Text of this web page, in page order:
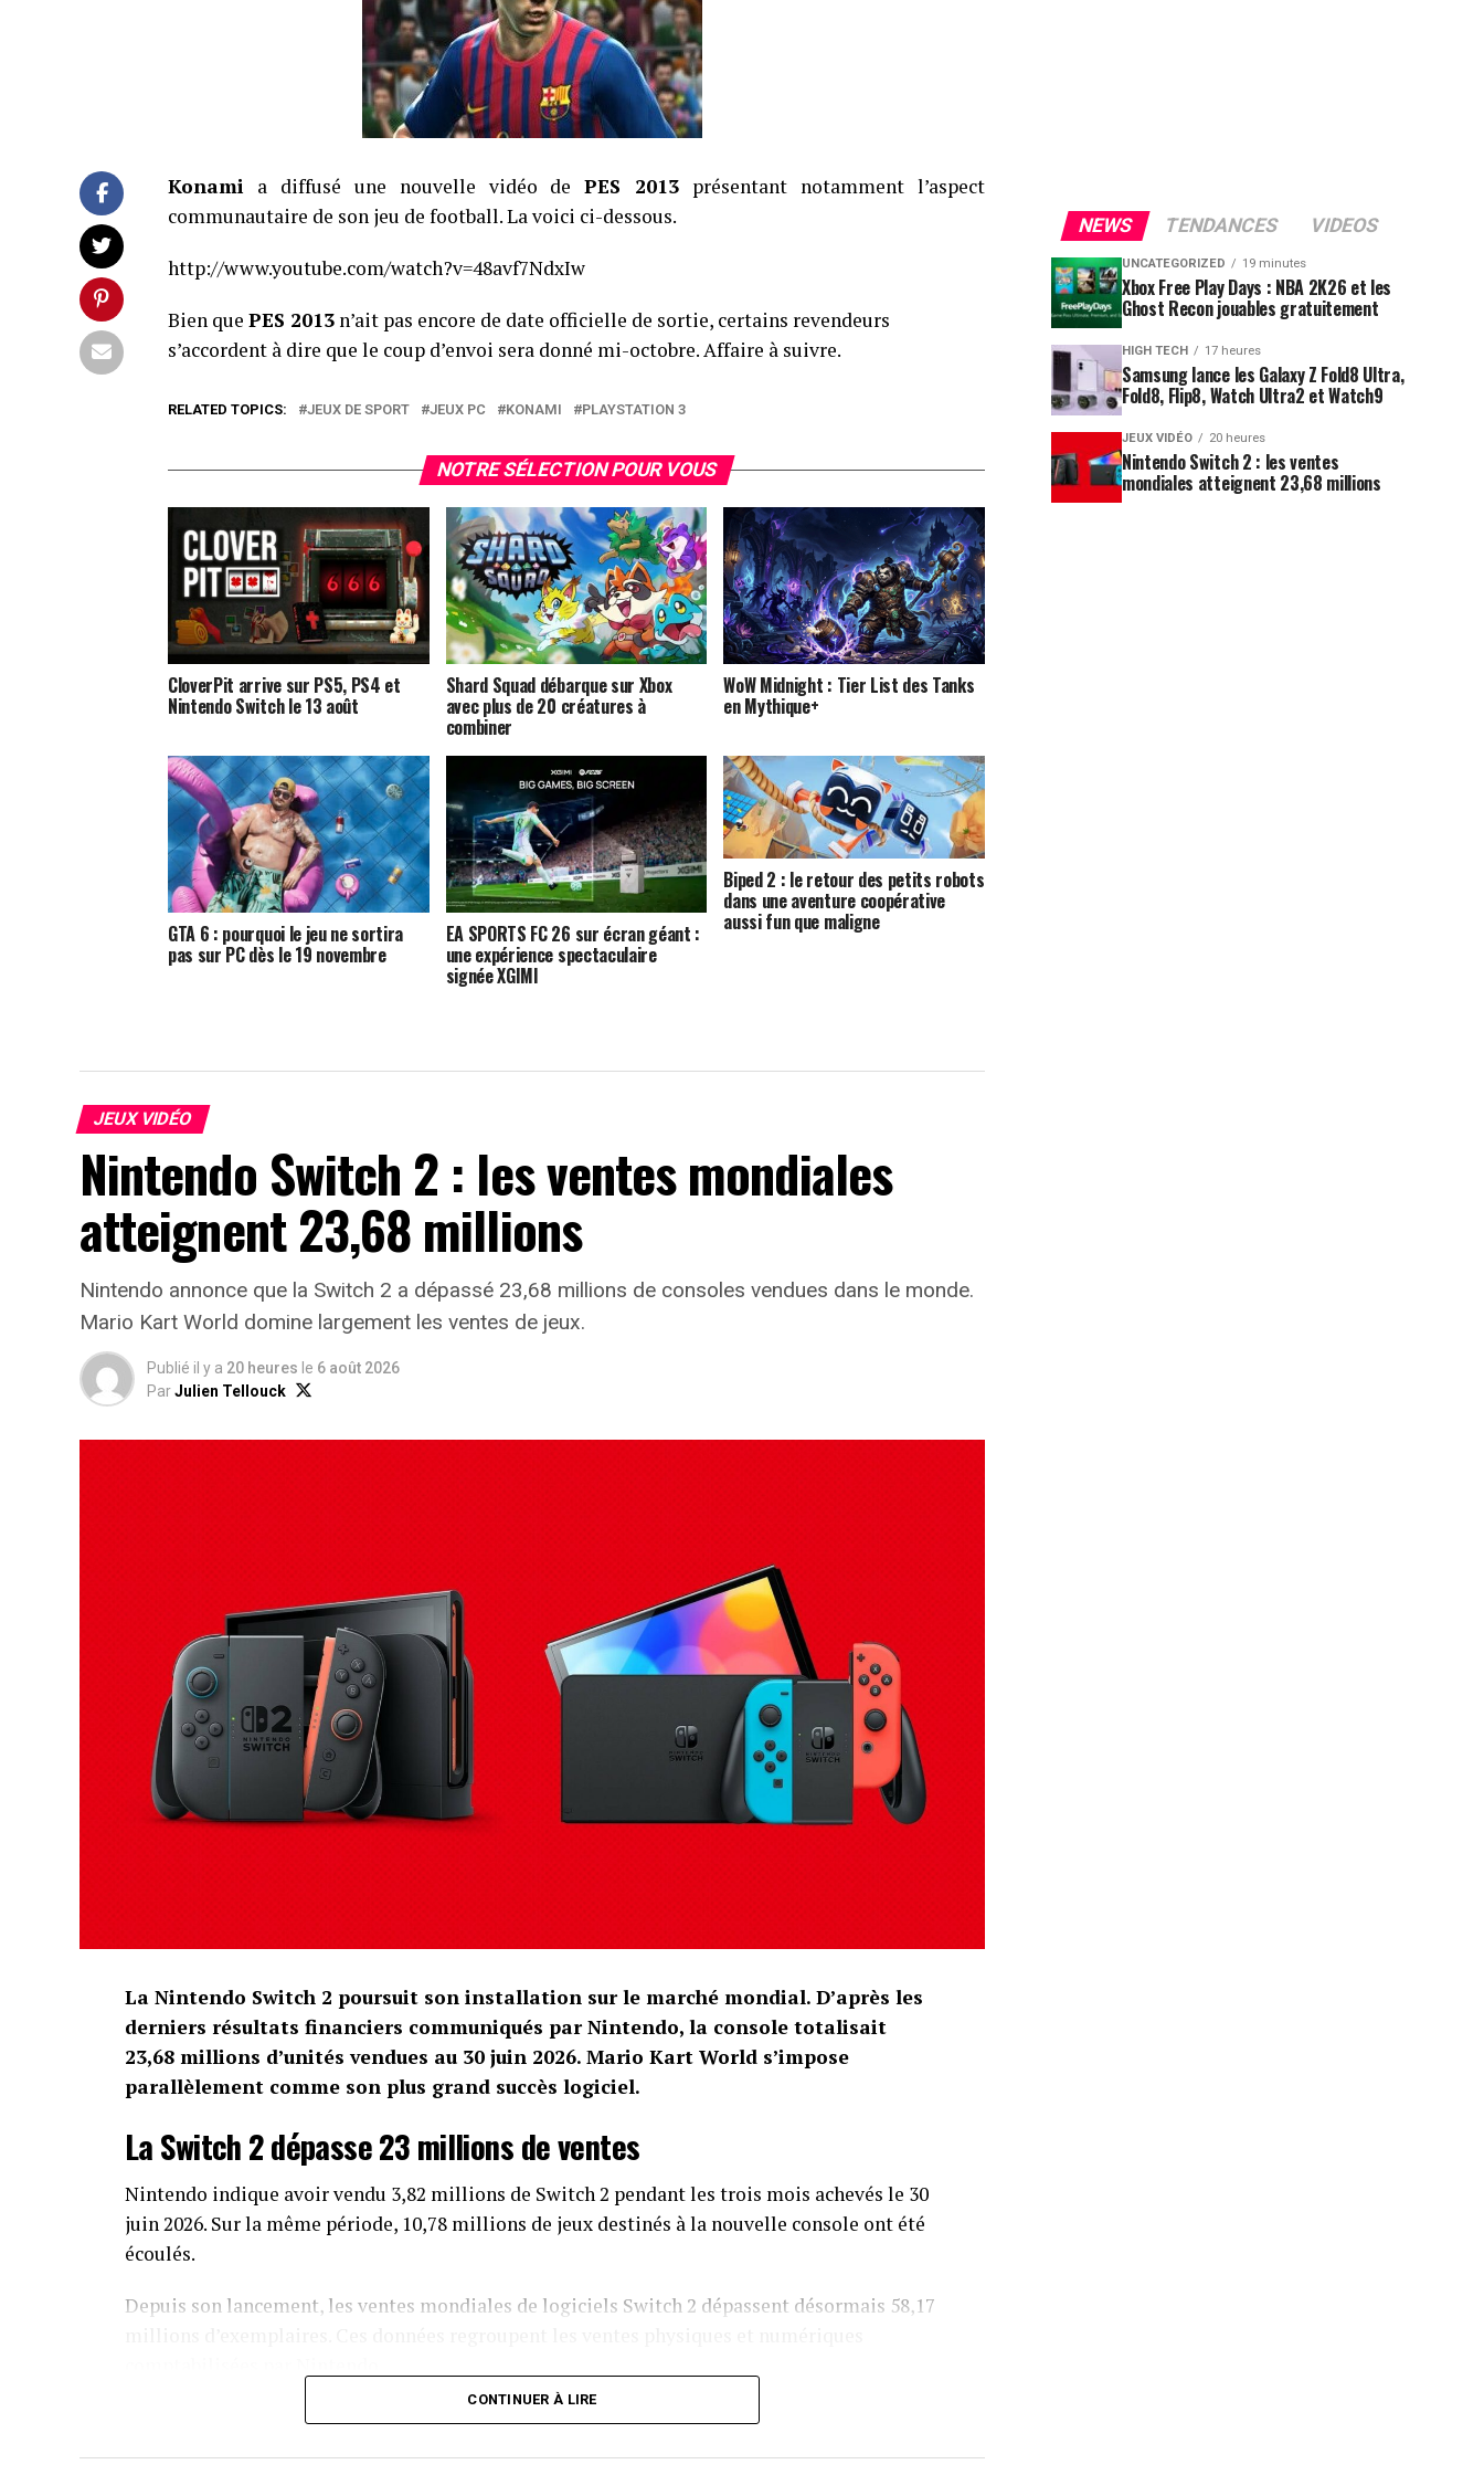
Konami a diffusé une nouvelle vidéo dePES 2013 présentant notamment l’aspect
communautaire de son jeu de football. La voici ci-dessous.
http://www.youtube.com/watch?v=48avf7NdxIw
Bien que PES 2013 n’ait pas encore de date officielle de sortie, certains revendeurs
s’accordent à dire que le coup d’envoi sera donné mi-octobre. Affaire à suivre.
RELATED TOPICS: JEUX DE SPORT JEUX PC KONAMI PLAYSTATION 3
NOTRE SÉLECTION POUR VOUS
CloverPit arrive sur PS5, PS4 et
Nintendo Switch le 13 août
Shard Squad débarque sur Xbox
avec plus de 20 créatures à
combiner
WoW Midnight : Tier List des Tanks
en Mythique+
GTA 6 : pourquoi le jeu ne sortira
pas sur PC dès le 19 novembre
EA SPORTS FC 26 sur écran géant :
une expérience spectaculaire
signée XGIMI
Biped 2 : le retour des petits robots
dans une aventure coopérative
aussi fun que maligne
JEUX VIDÉO
Nintendo Switch 2 : les ventes mondiales
atteignent 23,68 millions
Nintendo annonce que la Switch 2 a dépassé 23,68 millions de consoles vendues dans le monde.
Mario Kart World domine largement les ventes de jeux.
Publié il y a 20 heures le 6 août 2026
ParJulien Tellouck
La Nintendo Switch 2 poursuit son installation sur le marché mondial. D’après les
derniers résultats financiers communiqués par Nintendo, la console totalisait
23,68 millions d’unités vendues au 30 juin 2026. Mario Kart World s’impose
parallèlement comme son plus grand succès logiciel.
La Switch 2 dépasse 23 millions de ventes
Nintendo indique avoir vendu 3,82 millions de Switch 2 pendant les trois mois achevés le 30
juin 2026. Sur la même période, 10,78 millions de jeux destinés à la nouvelle console ont été
écoulés.
Depuis son lancement, les ventes mondiales de logiciels Switch 2 dépassent désormais 58,17
La première Switch continue également de trouver son public. Le constructeur annonce 770
CONTINUER À LIRE
NEWS TENDANCES VIDEOS
UNCATEGORIZED 19 minutes
Xbox Free Play Days : NBA 2K26 et les
Ghost Recon jouables gratuitement
HIGH TECH 17 heures
Samsung lance les Galaxy Z Fold8 Ultra,
Fold8, Flip8, Watch Ultra2 et Watch9
JEUX VIDÉO 20 heures
Nintendo Switch 2 : les ventes
mondiales atteignent 23,68 millions